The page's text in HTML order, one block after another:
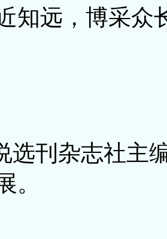
知远，博采众
选刊杂志社主
。